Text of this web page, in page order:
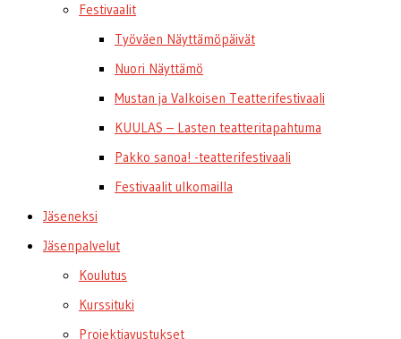
Festivaalit
Työväen Näyttämöpäivät
Nuori Näyttämö
Mustan ja Valkoisen Teatterifestivaali
KUULAS – Lasten teatteritapahtuma
Pakko sanoa! -teatterifestivaali
Festivaalit ulkomailla
Jäseneksi
Jäsenpalvelut
Koulutus
Kurssituki
Projektiavustukset